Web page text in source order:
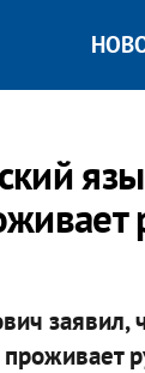
заявил,